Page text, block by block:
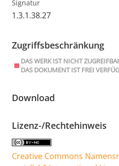
Signatur
1.3.1.38.27
Zugriffsbeschränkung
DAS WERK IST NICHT
DAS DOKUMENT IST FREI
Download
Lizenz-/Rechtehinweis
Creative Commons